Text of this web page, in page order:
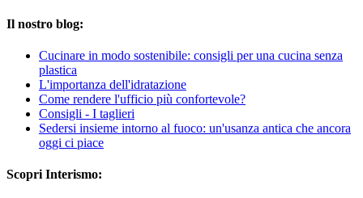
Il nostro blog:
Cucinare in modo sostenibile: consigli per una cucina senza
plastica
L'importanza dell'idratazione
Come rendere l'ufficio più confortevole?
Consigli - I taglieri
Sedersi insieme intorno al fuoco: un'usanza antica che ancora
oggi ci piace
Scopri Interismo: